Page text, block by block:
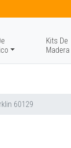
Kits De
Madera
60129